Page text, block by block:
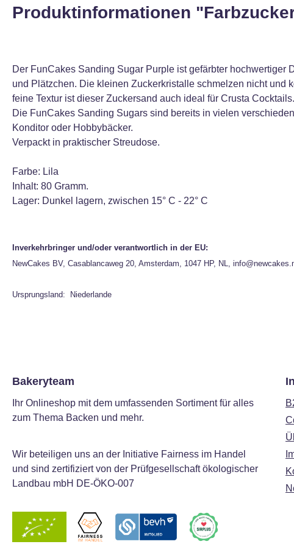
Produktinformationen
Der FunCakes Sanding Sugar Purple ist gefärbter hochwertiger
und Plätzchen. Die kleinen Zuckerkristalle schmelzen nicht und
feine Textur ist dieser Zuckersand auch ideal für Crusta Cocktails.
Die FunCakes Sanding Sugars sind bereits in vielen
Konditor oder Hobbybäcker.
Verpackt in praktischer Streudose.
Farbe: Lila
Inhalt: 80 Gramm.
Lager: Dunkel lagern, zwischen 15° C - 22° C
Inverkehrbringer und/oder verantwortlich in der EU:
NewCakes BV, Casablancaweg 20, Amsterdam, 1047 HP, NL,
Ursprungsland: Niederlande
Bakeryteam
Ihr Onlineshop mit dem umfassenden Sortiment für alles
zum Thema Backen und mehr.
Wir beteiligen uns an der Initiative Fairness im Handel
und sind zertifiziert von der Prüfgesellschaft ökologischer
Landbau mbH DE-ÖKO-007